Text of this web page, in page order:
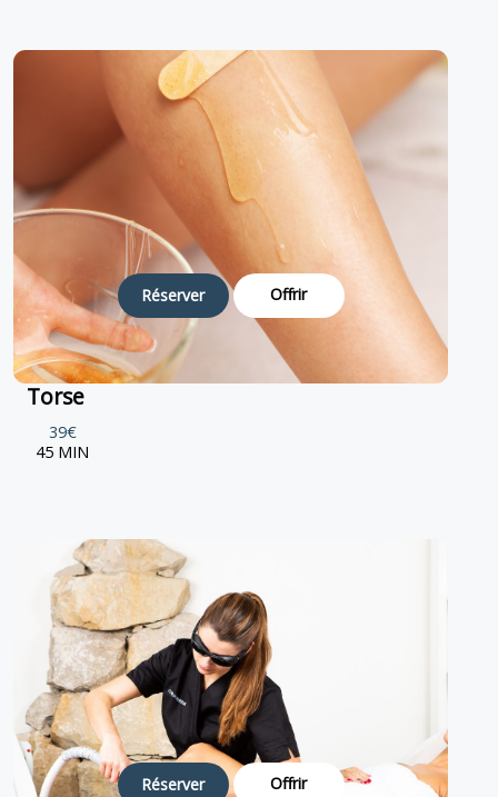
Réserver Offrir
Torse
39€
45 MIN
Réserver Offrir